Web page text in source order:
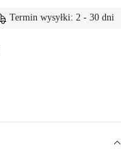
Termin wysyłki: 2 - 30 dni